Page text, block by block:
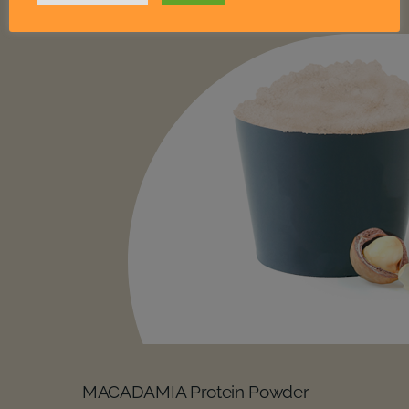
MACADAMIA Protein Powder